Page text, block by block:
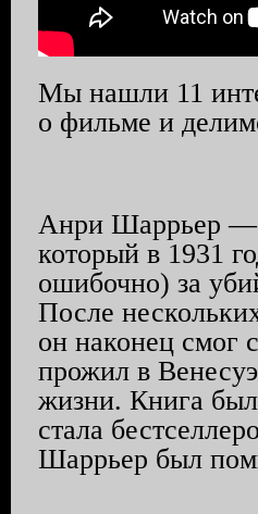
Мы нашли 11
о фильме и
Анри Шаррьер —
который в 1931
ошибочно) за
После
он наконец смог
прожил в
жизни. Книга
стала
Шаррьер был